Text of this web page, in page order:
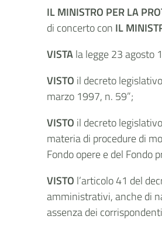
IL MINISTRO PER LA
di concerto con IL
VISTAla legge 23 agosto
VISTO il decreto
marzo 1997, n. 59”;
VISTO il decreto
materia di procedure di
Fondo opere e del Fondo
VISTO l’articolo 41 del
amministrativi, anche di
assenza dei